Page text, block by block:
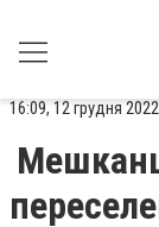
16:09, 12 грудня